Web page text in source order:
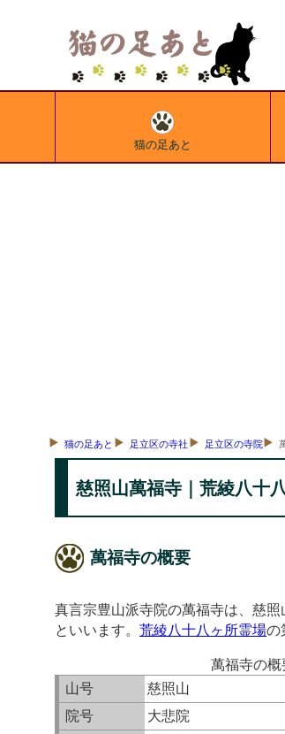
猫の足あと
猫の足あと 足立区の寺社 足立区の寺院
慈照山萬福寺｜荒綾八十
萬福寺の概要
真言宗豊山派寺院の萬福寺は、慈
といいます。 荒綾八十八ヶ所霊場の
萬福寺の概
山号
慈照山
院号
大悲院